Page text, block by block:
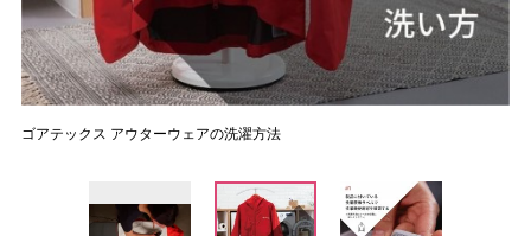
ゴアテックス アウターウェアの洗濯方法